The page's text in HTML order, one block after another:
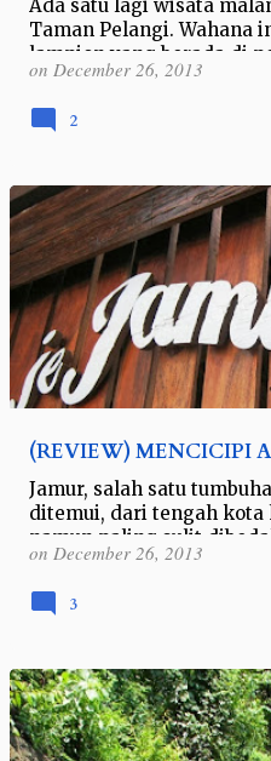
Ada satu lagi wisata
Taman Pelangi. Wahana
lampion yang berada di
Kembali atau yang biasa
on December 26, 2013
2
(REVIEW) MENCICIPI
Jamur, salah satu
ditemui, dari tengah kota
namun paling sulit
dan bisa dimakan.
on December 26, 2013
3